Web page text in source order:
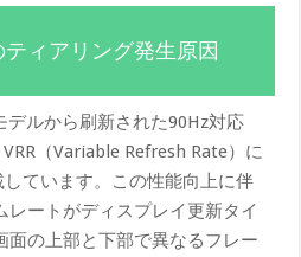
ィアリング発生原因
デルから刷新された90Hz対応
（Variable Refresh Rate）に
ています。この性能向上に伴
レートがディスプレイ更新タイ
面の上部と下部で異なるフレー